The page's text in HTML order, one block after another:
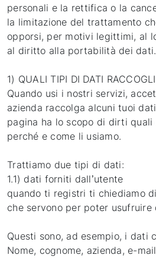
personali e la rettifica o la
la limitazione del trattamento
opporsi, per motivi legittimi, al
al diritto alla portabilità dei dati.
1) QUALI TIPI DI DATI
Quando usi i nostri servizi,
azienda raccolga alcuni tuoi
pagina ha lo scopo di dirti quali
perché e come li usiamo.
Trattiamo due tipi di dati:
1.1) dati forniti dall’utente
quando ti registri ti chiediamo
che servono per poter usufruire
Questi sono, ad esempio, i dati
Nome, cognome, azienda, e-